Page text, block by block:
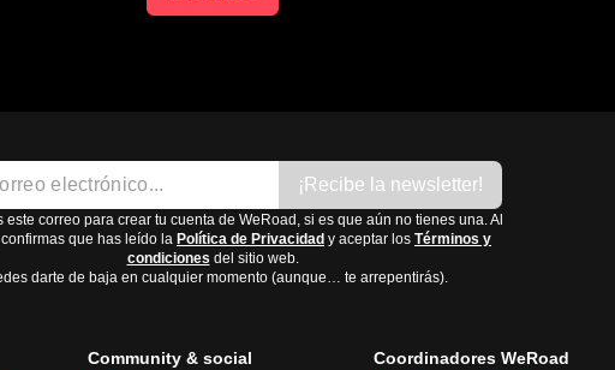
¡Recibe la newsletter!
este correo para crear tu cuenta de WeRoad, si es que aún no tienes una. Al
que has leído la Política de Privacidad y aceptar los Términos y
condiciones del sitio web.
darte de baja en cualquier momento (aunque… te arrepentirás).
Community & social
Coordinadores WeRoad